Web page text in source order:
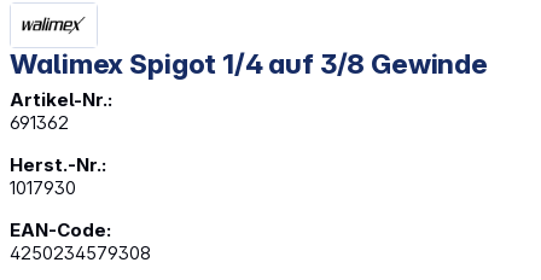
Walimex Spigot 1/4 auf 3/8 Gewinde
Artikel-Nr.:
691362
Herst.-Nr.:
1017930
EAN-Code:
4250234579308